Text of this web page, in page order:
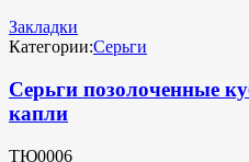
Закладки
Категории:Серьги
Серьги позолоченные
капли
ТЮ0006